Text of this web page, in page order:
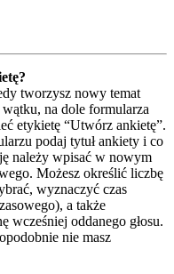
tworzysz nowy temat
na dole formularza
etykietę “Utwórz ankietę”.
podaj tytuł ankiety i co
należy wpisać w nowym
Możesz określić liczbę
wyznaczyć czas
a także
oddanego głosu.
nie masz